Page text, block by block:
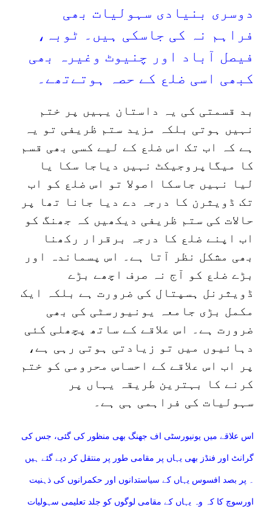
دوسری بنیادی سہولیات بھی
فراہم نہ کی جاسکی ہیں۔ ٹوبہ،
فیصل آباد اور چنیوٹ وغیرہ بھی
کبھی اسی ضلع کے حصہ ہوتےتھے۔
بد قسمتی کی یہ داستان یہیں پر ختم
نہیں ہوتی بلکہ مزید ستم ظریفی تو یہ
ہے کہ اب تک اس ضلع کے لیے کسی بھی قسم
کا میگاپروجیکٹ نہیں دیاجا سکا یا
لیا نہیں جاسکا اصولا تو اس ضلع کو اب
تک ڈويثرن کا درجہ دے دیا جانا تھا پر
حالات کی ستم ظریفی دیکھیں کہ جھنگ کو
اب اپنے ضلع کا درجہ برقرار رکھنا
بھی مشکل نظر آتا ہے۔ اس پسماندہ اور
بڑے ضلع کو آج نہ صرف اچھے بڑے
ڈویثرنل ہسپتال کی ضرورت ہے بلکہ ایک
مکمل بڑی جامعہ یونیورسٹی کی بھی
ضرورت ہے۔ اس علاقے کے ساتھ پچھلی کئی
دہائیوں میں تو زیادتی ہوتی رہی ہے،
پر اب اس علاقے کے احساس محرومی کو ختم
کرنے کا بہترین طریقہ یہاں پر
سہولیات کی فراہمی ہی ہے۔
اس علاقے میں یونیورسٹی اف جھنگ بھی منظور کی گئی، جس کی
گرانٹ اور فنڈز بھی یہاں پر مقامی طور پر منتقل کر دیے گئے ہیں
۔ پر بصد افسوس یہاں کے سیاستدانوں اور حکمرانوں کی ذہنیت
اورسوچ کا کہ وہ یہاں کے مقامی لوگوں کو جلد تعلیمی سہولیات